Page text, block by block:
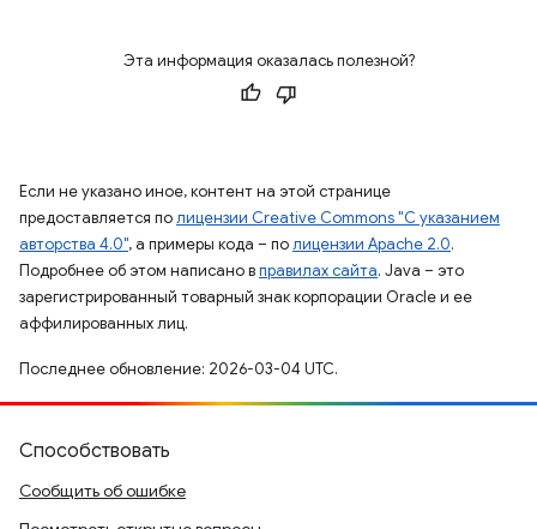
Эта информация оказалась полезной?
Если не указано иное, контент на этой странице
предоставляется полицензии Creative Commons "С указанием
авторства 4.0", а примеры кода – полицензии Apache 2.0.
Подробнее об этом написано вправилах сайта. Java – это
зарегистрированный товарный знак корпорации Oracle и ее
аффилированных лиц.
Последнее обновление: 2026-03-04 UTC.
Способствовать
Сообщить об ошибке